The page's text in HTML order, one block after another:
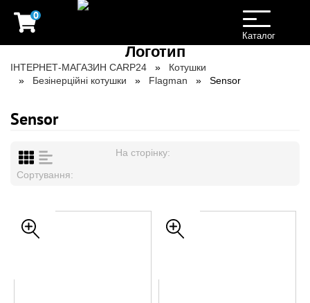
0
Toggle
navigation
Каталог
ІНТЕРНЕТ-МАГАЗИН CARP24
Котушки
Безінерційні котушки
Flagman Sensor
Sensor
На сторінку:
Сортування: